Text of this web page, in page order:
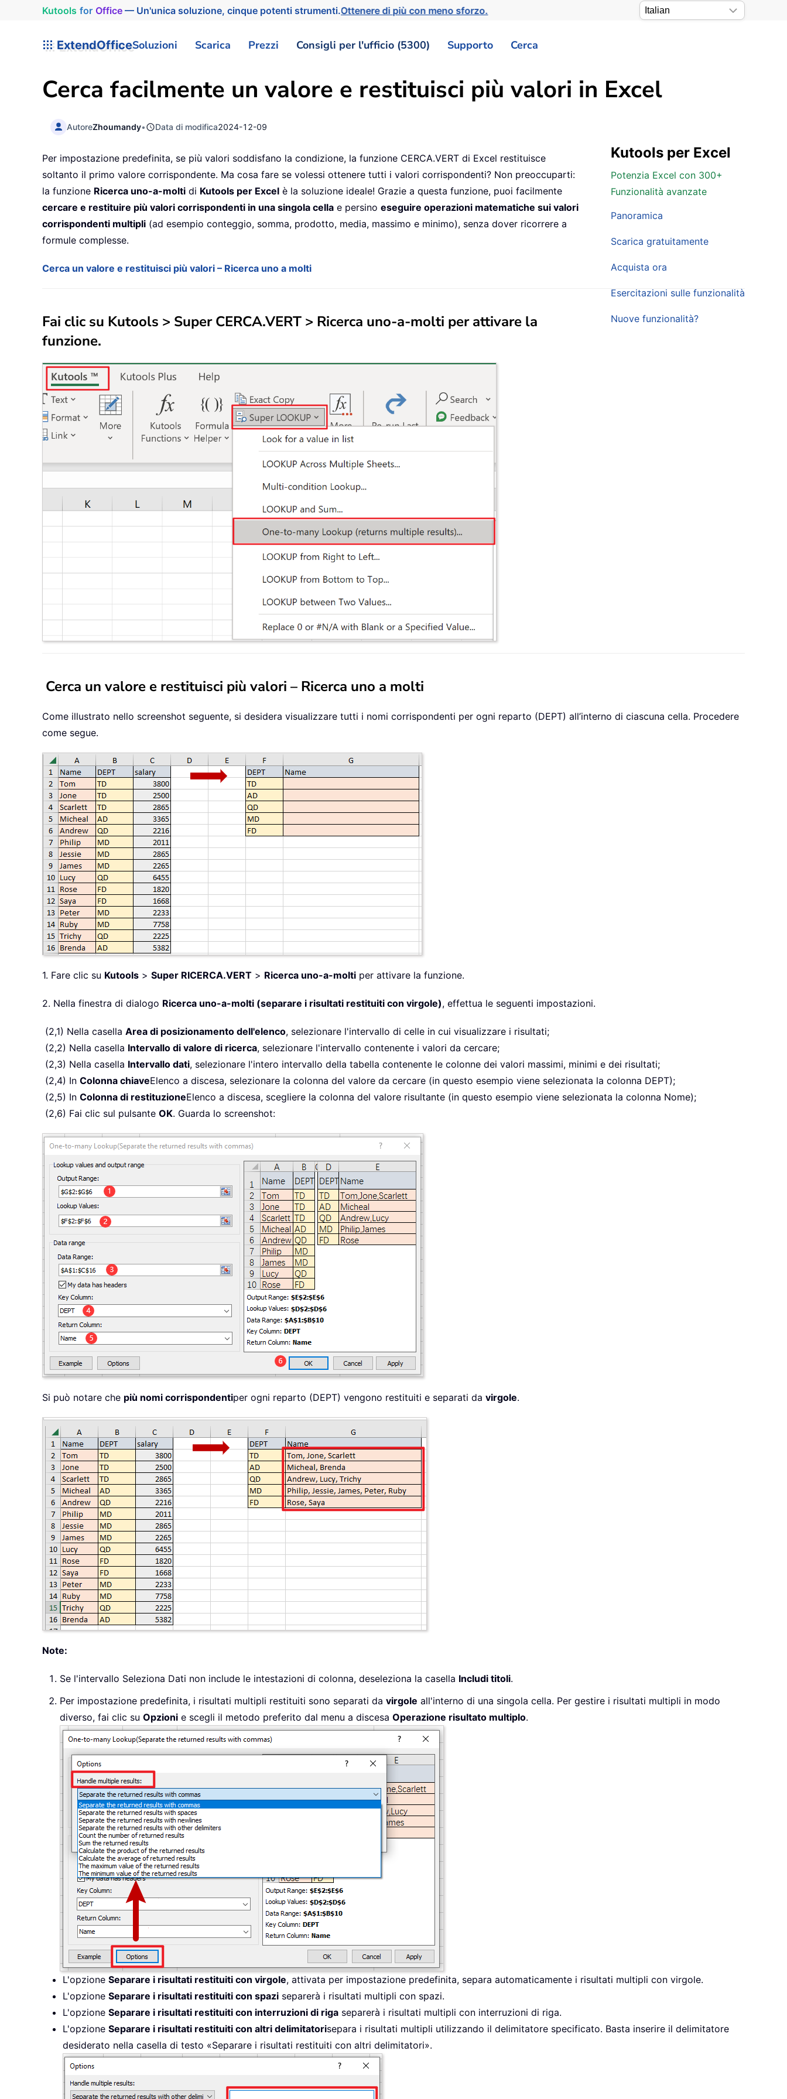
Kutools for Office— Un'unica soluzione, cinque potenti strumenti.Ottenere di più con meno sforzo.
ExtendOfficeSoluzioni Scarica Prezzi Consigli per l'ufficio (5300) Supporto Cerca
Cerca facilmente un valore e restituisci più valori in Excel
AutoreZhoumandy• Data di modifica2024-12-09
Kutools per Excel
Potenzia Excel con 300+
Funzionalità avanzate
Panoramica
Scarica gratuitamente
Acquista ora
Esercitazioni sulle funzionalità
Nuove funzionalità?
Per impostazione predefinita, se più valori soddisfano la condizione, la funzione CERCA.VERT di Excel restituisce
soltanto il primo valore corrispondente. Ma cosa fare se volessi ottenere tutti i valori corrispondenti? Non preoccuparti:
la funzione Ricerca uno-a-molti di Kutools per Excel è la soluzione ideale! Grazie a questa funzione, puoi facilmente
cercare e restituire più valori corrispondenti in una singola cella e persino eseguire operazioni matematiche sui valori
corrispondenti multipli (ad esempio conteggio, somma, prodotto, media, massimo e minimo), senza dover ricorrere a
formule complesse.
Cerca un valore e restituisci più valori – Ricerca uno a molti
Fai clic su Kutools > Super CERCA.VERT > Ricerca uno-a-molti per attivare la
funzione.
Cerca un valore e restituisci più valori – Ricerca uno a molti
Come illustrato nello screenshot seguente, si desidera visualizzare tutti i nomi corrispondenti per ogni reparto (DEPT) all’interno di ciascuna cella. Procedere
come segue.
1. Fare clic su Kutools > Super RICERCA.VERT > Ricerca uno-a-molti per attivare la funzione.
2. Nella finestra di dialogo Ricerca uno-a-molti (separare i risultati restituiti con virgole), effettua le seguenti impostazioni.
(2,1) Nella casella Area di posizionamento dell'elenco, selezionare l'intervallo di celle in cui visualizzare i risultati;
(2,2) Nella casella Intervallo di valore di ricerca, selezionare l'intervallo contenente i valori da cercare;
(2,3) Nella casella Intervallo dati, selezionare l'intero intervallo della tabella contenente le colonne dei valori massimi, minimi e dei risultati;
(2,4) In Colonna chiaveElenco a discesa, selezionare la colonna del valore da cercare (in questo esempio viene selezionata la colonna DEPT);
(2,5) In Colonna di restituzioneElenco a discesa, scegliere la colonna del valore risultante (in questo esempio viene selezionata la colonna Nome);
(2,6) Fai clic sul pulsante OK. Guarda lo screenshot:
Si può notare che più nomi corrispondentiper ogni reparto (DEPT) vengono restituiti e separati da virgole.
Note:
Se l'intervallo Seleziona Dati non include le intestazioni di colonna, deseleziona la casella Includi titoli.
Per impostazione predefinita, i risultati multipli restituiti sono separati da virgole all'interno di una singola cella. Per gestire i risultati multipli in modo
diverso, fai clic su Opzioni e scegli il metodo preferito dal menu a discesa Operazione risultato multiplo.
L'opzione Separare i risultati restituiti con virgole, attivata per impostazione predefinita, separa automaticamente i risultati multipli con virgole.
L'opzione Separare i risultati restituiti con spazi separerà i risultati multipli con spazi.
L'opzione Separare i risultati restituiti con interruzioni di riga separerà i risultati multipli con interruzioni di riga.
L'opzione Separare i risultati restituiti con altri delimitatorisepara i risultati multipli utilizzando il delimitatore specificato. Basta inserire il delimitatore
desiderato nella casella di testo «Separare i risultati restituiti con altri delimitatori».